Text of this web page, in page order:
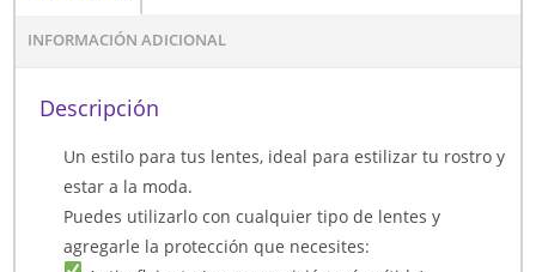
INFORMACIÓN ADICIONAL
Descripción
Un estilo para tus lentes, ideal para estilizar tu rostro y
estar a la moda.
Puedes utilizarlo con cualquier tipo de lentes y
agregarle la protección que necesites: